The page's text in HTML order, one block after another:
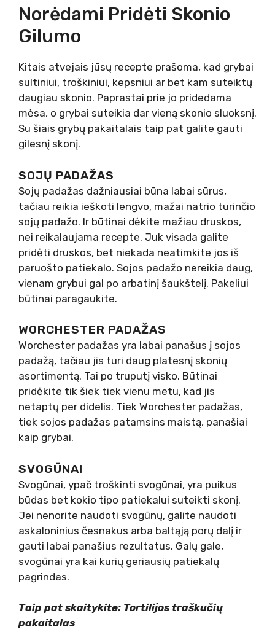
Norėdami Pridėti Skonio
Gilumo
Kitais atvejais jūsų recepte prašoma, kad grybai
sultiniui, troškiniui, kepsniui ar bet kam suteiktų
daugiau skonio. Paprastai prie jo pridedama
mėsa, o grybai suteikia dar vieną skonio sluoksnį.
Su šiais grybų pakaitalais taip pat galite gauti
gilesnį skonį.
SOJŲ PADAŽAS
Sojų padažas dažniausiai būna labai sūrus,
tačiau reikia ieškoti lengvo, mažai natrio turinčio
sojų padažo. Ir būtinai dėkite mažiau druskos,
nei reikalaujama recepte. Juk visada galite
pridėti druskos, bet niekada neatimkite jos iš
paruošto patiekalo. Sojos padažo nereikia daug,
vienam grybui gal po arbatinį šaukštelį. Pakeliui
būtinai paragaukite.
WORCHESTER PADAŽAS
Worchester padažas yra labai panašus į sojos
padažą, tačiau jis turi daug platesnį skonių
asortimentą. Tai po truputį visko. Būtinai
pridėkite tik šiek tiek vienu metu, kad jis
netaptų per didelis. Tiek Worchester padažas,
tiek sojos padažas patamsins maistą, panašiai
kaip grybai.
SVOGŪNAI
Svogūnai, ypač troškinti svogūnai, yra puikus
būdas bet kokio tipo patiekalui suteikti skonį.
Jei nenorite naudoti svogūnų, galite naudoti
askaloninius česnakus arba baltąją porų dalį ir
gauti labai panašius rezultatus. Galų gale,
svogūnai yra kai kurių geriausių patiekalų
pagrindas.
Taip pat skaitykite: Tortilijos traškučių
pakaitalas